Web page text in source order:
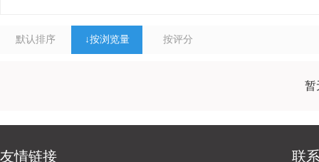
默认排序 ↓按浏览量 按评分
暂
友情链接 联